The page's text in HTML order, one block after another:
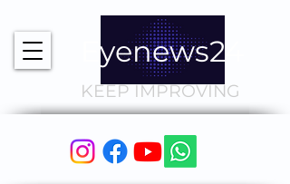
Eyenews24
KEEP IMPROVING